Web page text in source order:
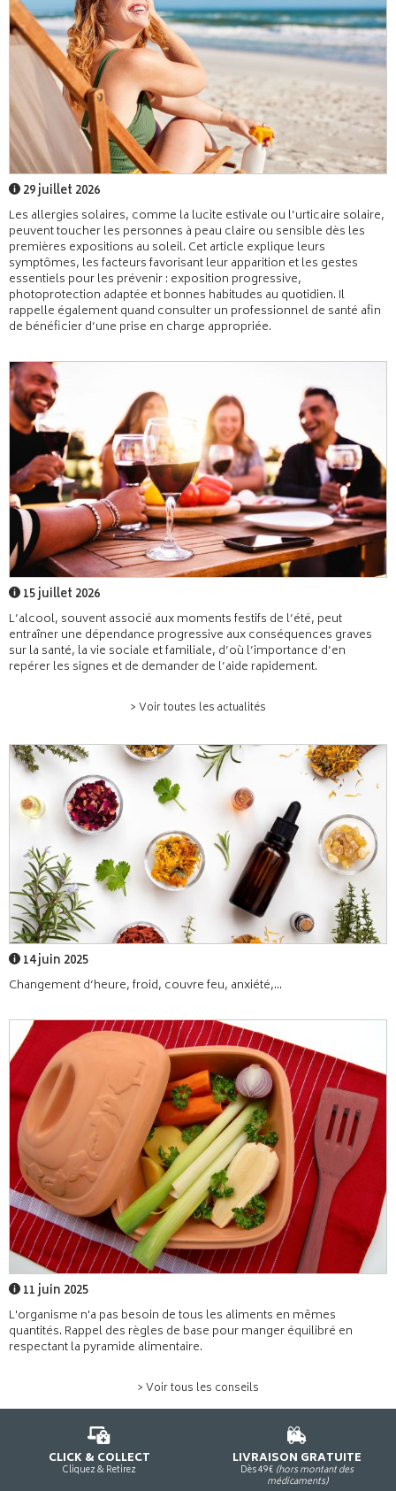
29 juillet 2026
Les allergies solaires, comme la lucite estivale ou l’urticaire solaire,
peuvent toucher les personnes à peau claire ou sensible dès les
premières expositions au soleil. Cet article explique leurs
symptômes, les facteurs favorisant leur apparition et les gestes
essentiels pour les prévenir : exposition progressive,
photoprotection adaptée et bonnes habitudes au quotidien. Il
rappelle également quand consulter un professionnel de santé afin
de bénéficier d’une prise en charge appropriée.
15 juillet 2026
L’alcool, souvent associé aux moments festifs de l’été, peut
entraîner une dépendance progressive aux conséquences graves
sur la santé, la vie sociale et familiale, d’où l’importance d’en
repérer les signes et de demander de l’aide rapidement.
> Voir toutes les actualités
14 juin 2025
Changement d’heure, froid, couvre feu, anxiété,...
11 juin 2025
L'organisme n'a pas besoin de tous les aliments en mêmes
quantités. Rappel des règles de base pour manger équilibré en
respectant la pyramide alimentaire.
> Voir tous les conseils
CLICK & COLLECT
Cliquez & Retirez
LIVRAISON GRATUITE
Dès 49€ (hors montant des
médicaments)